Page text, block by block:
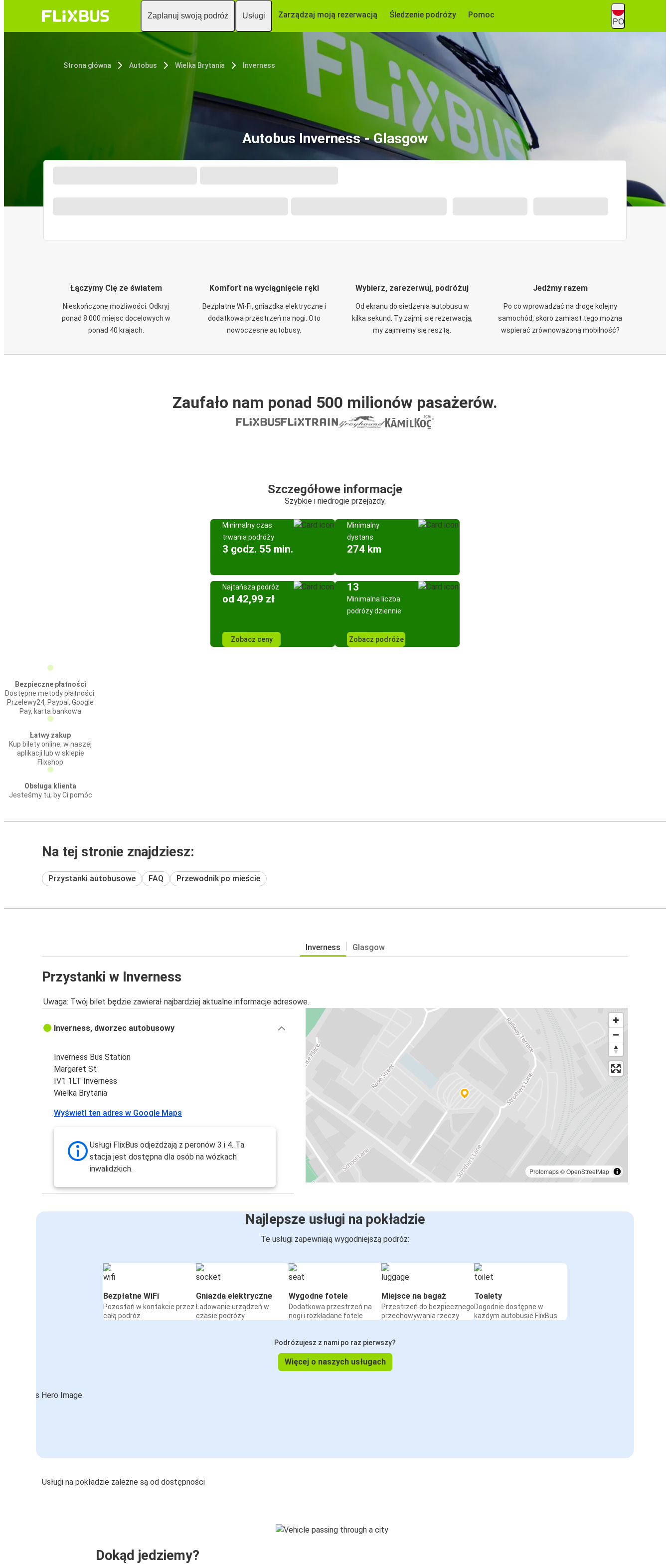
Zaplanuj swoją podróż Usługi Zarządzaj moją rezerwacją Śledzenie podróży Pomoc
PO
Strona główna Autobus Wielka Brytania Inverness
Autobus Inverness - Glasgow
Łączymy Cię ze światem
Nieskończone możliwości. Odkryj
ponad 8 000 miejsc docelowych w
ponad 40 krajach.
Komfort na wyciągnięcie ręki
Bezpłatne Wi-Fi, gniazdka elektryczne i
dodatkowa przestrzeń na nogi. Oto
nowoczesne autobusy.
Wybierz, zarezerwuj, podróżuj
Od ekranu do siedzenia autobusu w
kilka sekund. Ty zajmij się rezerwacją,
my zajmiemy się resztą.
Jedźmy razem
Po co wprowadzać na drogę kolejny
samochód, skoro zamiast tego można
wspierać zrównoważoną mobilność?
Zaufało nam ponad 500 milionów pasażerów.
Szczegółowe informacje
Szybkie i niedrogie przejazdy.
Minimalny czas
trwania podróży
3 godz. 55 min.
Minimalny
dystans
274 km
Najtańsza podróż
od 42,99 zł
Zobacz ceny
13
Minimalna liczba
podróży dziennie
Zobacz podróże
Bezpieczne płatności
Dostępne metody płatności:
Przelewy24, Paypal, Google
Pay, karta bankowa
Łatwy zakup
Kup bilety online, w naszej
aplikacji lub w sklepie
Flixshop
Obsługa klienta
Jesteśmy tu, by Ci pomóc
Na tej stronie znajdziesz:
Przystanki autobusowe FAQ Przewodnik po mieście
Inverness Glasgow
Przystanki w Inverness
Uwaga: Twój bilet będzie zawierał najbardziej aktualne informacje adresowe.
Protomaps©OpenStreetMap
Inverness, dworzec autobusowy
Inverness Bus Station
Margaret St
IV1 1LT Inverness
Wielka Brytania
Wyświetl ten adres w Google Maps
Usługi FlixBus odjeżdżają z peronów 3 i 4. Ta
stacja jest dostępna dla osób na wózkach
inwalidzkich.
Najlepsze usługi na pokładzie
Te usługi zapewniają wygodniejszą podróż:
Bezpłatne WiFi
Pozostań w kontakcie przez
całą podróż
Gniazda elektryczne
Ładowanie urządzeń w
czasie podróży
Wygodne fotele
Dodatkowa przestrzeń na
nogi i rozkładane fotele
Miejsce na bagaż
Przestrzeń do bezpiecznego
przechowywania rzeczy
Toalety
Dogodnie dostępne w
każdym autobusie FlixBus
Podróżujesz z nami po raz pierwszy?
Więcej o naszych usługach
Usługi na pokładzie zależne są od dostępności
Dokąd jedziemy?